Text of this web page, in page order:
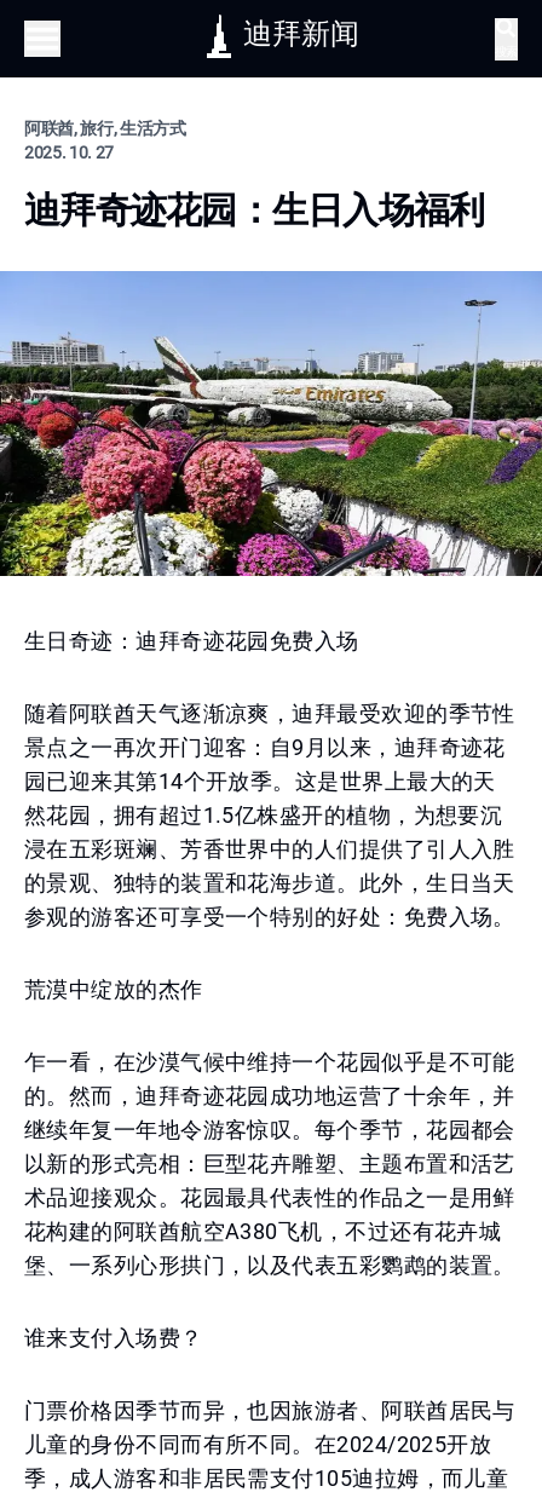
迪拜新闻
阿联酋, 旅行, 生活方式
2025. 10. 27
迪拜奇迹花园：生日入场福利
生日奇迹：迪拜奇迹花园免费入场
随着阿联酋天气逐渐凉爽，迪拜最受欢迎的季节性
景点之一再次开门迎客：自9月以来，迪拜奇迹花
园已迎来其第14个开放季。这是世界上最大的天
然花园，拥有超过1.5亿株盛开的植物，为想要沉
浸在五彩斑斓、芳香世界中的人们提供了引人入胜
的景观、独特的装置和花海步道。此外，生日当天
参观的游客还可享受一个特别的好处：免费入场。
荒漠中绽放的杰作
乍一看，在沙漠气候中维持一个花园似乎是不可能
的。然而，迪拜奇迹花园成功地运营了十余年，并
继续年复一年地令游客惊叹。每个季节，花园都会
以新的形式亮相：巨型花卉雕塑、主题布置和活艺
术品迎接观众。花园最具代表性的作品之一是用鲜
花构建的阿联酋航空A380飞机，不过还有花卉城
堡、一系列心形拱门，以及代表五彩鹦鹉的装置。
谁来支付入场费？
门票价格因季节而异，也因旅游者、阿联酋居民与
儿童的身份不同而有所不同。在2024/2025开放
季，成人游客和非居民需支付105迪拉姆，而儿童